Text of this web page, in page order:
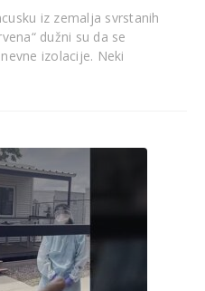
iz zemalja svrstanih
dužni su da se
izolacije. Neki